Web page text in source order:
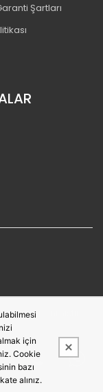
Şartları
hazırlanmıştır.
için
Cookie
bazı
alınız.